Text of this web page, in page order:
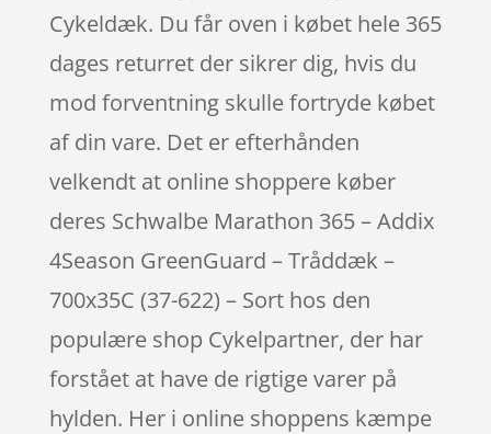
Cykeldæk. Du får oven i købet hele 365
dages returret der sikrer dig, hvis du
mod forventning skulle fortryde købet
af din vare. Det er efterhånden
velkendt at online shoppere køber
deres Schwalbe Marathon 365 – Addix
4Season GreenGuard – Tråddæk –
700x35C (37-622) – Sort hos den
populære shop Cykelpartner, der har
forstået at have de rigtige varer på
hylden. Her i online shoppens kæmpe